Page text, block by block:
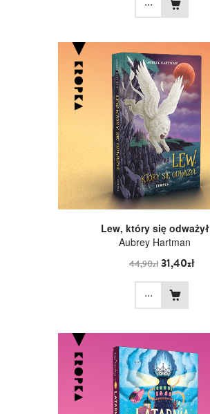
Lew, który się odważył
Aubrey Hartman
44,90zł31,40zł
...